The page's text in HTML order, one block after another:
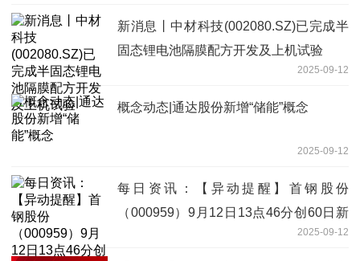
新消息丨中材科技(002080.SZ)已完成半
固态锂电池隔膜配方开发及上机试验
2025-09-12
概念动态|通达股份新增“储能”概念
2025-09-12
每日资讯：【异动提醒】首钢股份
（000959）9月12日13点46分创60日新
2025-09-12